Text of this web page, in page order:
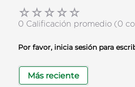
☆☆☆☆☆
0 Calificación promedio (0
Por favor, inicia sesión para
Más reciente